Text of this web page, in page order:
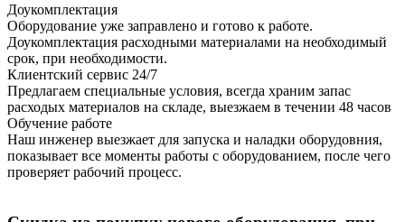
Доукомплектация
Оборудование уже заправлено и готово к работе.
Доукомплектация расходными материалами на необходимый
срок, при необходимости.
Клиентский сервис 24/7
Предлагаем специальные условия, всегда храним запас
расходых материалов на складе, выезжаем в течении 48 часов
Обучение работе
Наш инженер выезжает для запуска и наладки оборудовния,
показывает все моменты работы с оборудованием, после чего
проверяет рабочий процесс.